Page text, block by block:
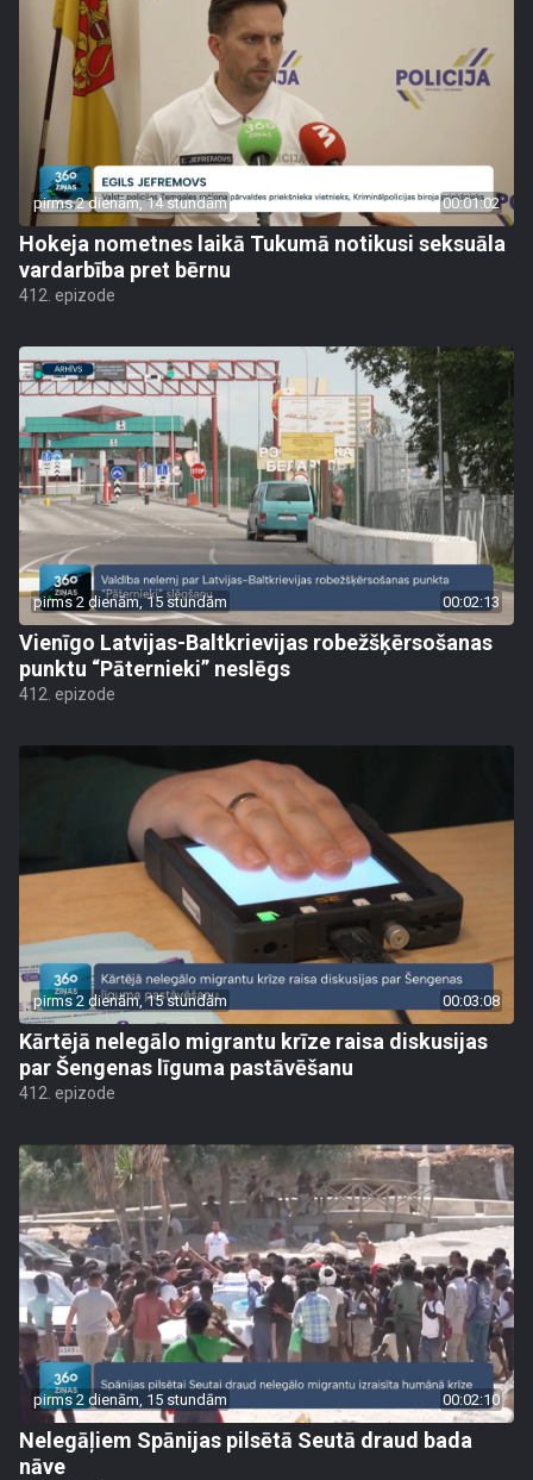
pirms 2 dienām, 14 stundām 00:01:02
Hokeja nometnes laikā Tukumā notikusi seksuāla
vardarbība pret bērnu
412. epizode
pirms 2 dienām, 15 stundām 00:02:13
Vienīgo Latvijas-Baltkrievijas robežšķērsošanas
punktu “Pāternieki” neslēgs
412. epizode
pirms 2 dienām, 15 stundām 00:03:08
Kārtējā nelegālo migrantu krīze raisa diskusijas
par Šengenas līguma pastāvēšanu
412. epizode
pirms 2 dienām, 15 stundām 00:02:10
Nelegāļiem Spānijas pilsētā Seutā draud bada
nāve